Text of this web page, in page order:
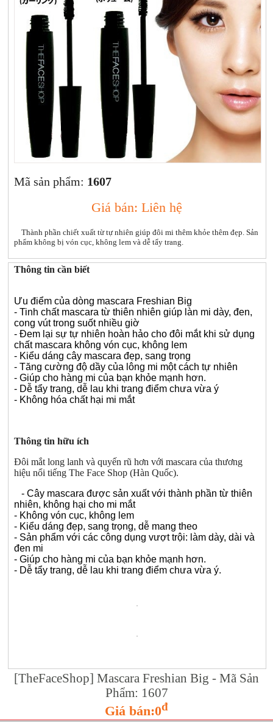
Xịt khoáng
Sữa rửa mặt | Tẩy trang | Lột mụn
Nước hoa hồng | Toner
Sản phẩm trang điểm khác
Kit | Samples các loại
Cushion | BB cream | CC cream
Giảm cân | Tăng cân
Sp chăm sóc da khác
Mã sản phẩm: 1607
Giá bán: Liên hệ
Thành phần chiết xuất từ tự nhiên giúp đôi mi thêm khỏe thêm đẹp. Sản
phẩm không bị vón cục, không lem và dễ tẩy trang.
Thông tin cần biết
Ưu điểm của dòng mascara Freshian Big
- Tinh chất mascara từ thiên nhiên giúp làn mi dày, đen,
cong vút trong suốt nhiều giờ
- Đem lại sự tự nhiên hoàn hảo cho đôi mắt khi sử dụng
chất mascara không vón cục, không lem
- Kiểu dáng cây mascara đẹp, sang trọng
- Tăng cường độ dầy của lông mi một cách tự nhiên
- Giúp cho hàng mi của bạn khỏe mạnh hơn.
- Dễ tẩy trang, dễ lau khi trang điểm chưa vừa ý
- Không hóa chất hại mi mắt
Thông tin hữu ích
Đôi mắt long lanh và quyến rũ hơn với mascara của thương
hiệu nổi tiếng The Face Shop (Hàn Quốc).
- Cây mascara được sản xuất với thành phần từ thiên
nhiên, không hại cho mi mắt
- Không vón cục, không lem
- Kiểu dáng đẹp, sang trọng, dễ mang theo
- Sản phẩm với các công dụng vượt trội: làm dày, dài và
đen mi
- Giúp cho hàng mi của bạn khỏe mạnh hơn.
- Dễ tẩy trang, dễ lau khi trang điểm chưa vừa ý.
[TheFaceShop] Mascara Freshian Big - Mã Sản
Phẩm: 1607
Giá bán:0đ